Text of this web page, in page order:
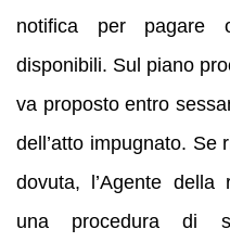
notifica per pagare
disponibili. Sul piano
va proposto entro
dell’atto impugnato. Se
dovuta, l’Agente della
una procedura di